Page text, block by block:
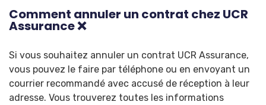
Comment annuler un contrat chez UCR
Assurance ❌
Si vous souhaitez annuler un contrat UCR Assurance,
vous pouvez le faire par téléphone ou en envoyant un
courrier recommandé avec accusé de réception à leur
adresse. Vous trouverez toutes les informations